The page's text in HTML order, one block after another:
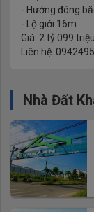
- Hướng đông
- Lộ giới 16m
Giá: 2 tỷ 099 triệu.
Liên hệ:
Nhà Đất